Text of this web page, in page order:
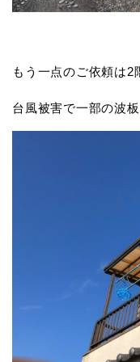
もう一点のご依頼は2
台風被害で一部の波